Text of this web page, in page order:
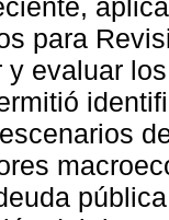
para
y evaluar